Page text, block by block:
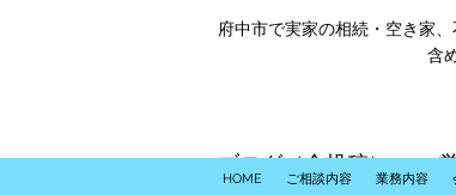
府中市で実家の相続・空き家
含
HOME ご相談内容 業務内容
ブログ（全投稿）